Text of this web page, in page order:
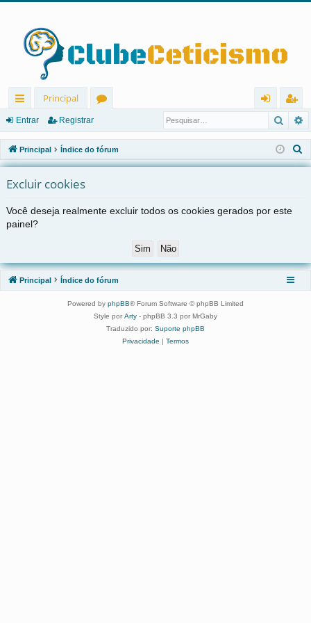
in
ks
rá
pi
os
Principal
u
ns
ra
r
eg
ist
ra
Entrar Registrar
Principal Índice do fórum
e
r
Excluir cookies
Você deseja realmente excluir todos os cookies gerados por este
painel?
Principal Índice do fórum
Powered by phpBB® Forum Software © phpBB Limited
Style por Arty - phpBB 3.3 por MrGaby
Traduzido por: Suporte phpBB
Privacidade | Termos